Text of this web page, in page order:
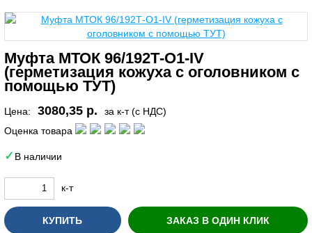
Муфта МТОК 96/192Т-О1-IV
(герметизация кожуха с оголовником с
помощью ТУТ)
Цена: 3080,35 р.
за к-т (с НДС)
Оценка товара
В наличии
к-т
КУПИТЬ ЗАКАЗ В ОДИН КЛИК